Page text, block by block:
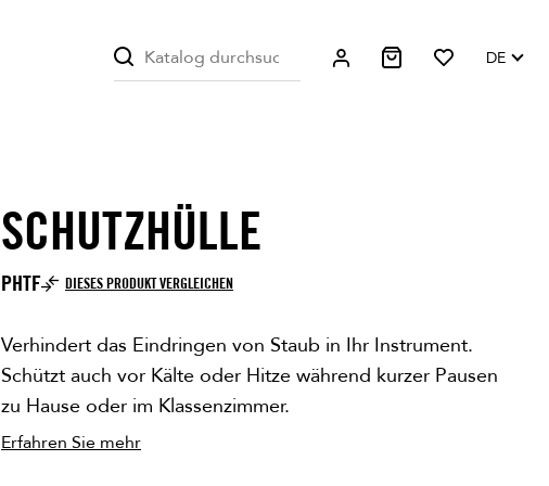
DE
NUR ONLINE ERHÄLTLICH SONDERPREIS!
SCHUTZHÜLLE
PHTF DIESES PRODUKT VERGLEICHEN
Verhindert das Eindringen von Staub in Ihr Instrument.
Schützt auch vor Kälte oder Hitze während kurzer Pausen
zu Hause oder im Klassenzimmer.
Erfahren Sie mehr